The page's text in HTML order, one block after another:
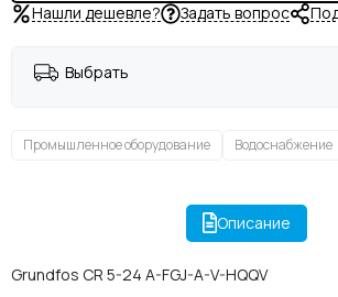
Нашли дешевле? Задать вопрос
Выбрать
Промышленное оборудование Водоснабжение
Описание
Grundfos CR 5-24 A-FGJ-A-V-HQQV